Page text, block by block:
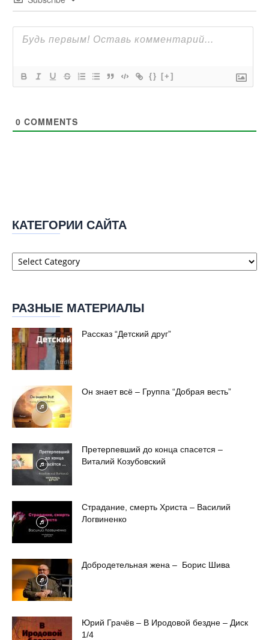
{} [+]
0 COMMENTS
КАТЕГОРИИ САЙТА
Категории
сайта
РАЗНЫЕ МАТЕРИАЛЫ
Рассказ “Детский друг”
Он знает всё – Группа “Добрая весть”
Претерпевший до конца спасется –
Виталий Козубовский
Страдание, смерть Христа – Василий
Логвиненко
Добродетельная жена – Борис Шива
Юрий Грачёв – В Иродовой бездне – Диск
1/4